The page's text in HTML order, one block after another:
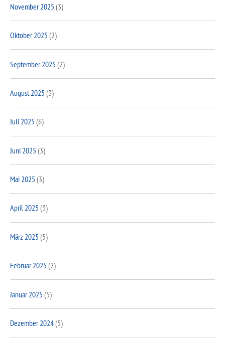
November 2025 (3)
Oktober 2025 (2)
September 2025 (2)
August 2025 (3)
Juli 2025 (6)
Juni 2025 (3)
Mai 2025 (3)
April 2025 (3)
März 2025 (5)
Februar 2025 (2)
Januar 2025 (5)
Dezember 2024(5)